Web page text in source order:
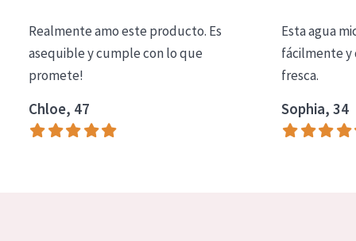
Essentials
Lift+
Expert
Realmente amo este producto. Es
asequible y cumple con lo que
promete!
Chloe, 47
Esta agua
fácilmente y
fresca.
Sophia, 34